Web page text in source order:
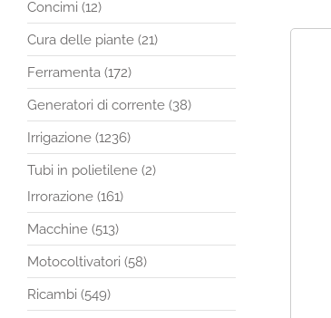
Concimi (12)
Cura delle piante (21)
Ferramenta (172)
Generatori di corrente (38)
Irrigazione (1236)
Tubi in polietilene (2)
Irrorazione (161)
Macchine (513)
Motocoltivatori (58)
Ricambi (549)